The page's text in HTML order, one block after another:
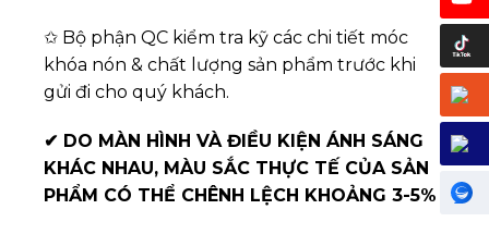
✩ Bộ phận QC kiểm tra kỹ các chi tiết móc
khóa nón & chất lượng sản phẩm trước khi
gửi đi cho quý khách.
✔ DO MÀN HÌNH VÀ ĐIỀU KIỆN ÁNH SÁNG
KHÁC NHAU, MÀU SẮC THỰC TẾ CỦA SẢN
PHẨM CÓ THỂ CHÊNH LỆCH KHOẢNG 3-5%